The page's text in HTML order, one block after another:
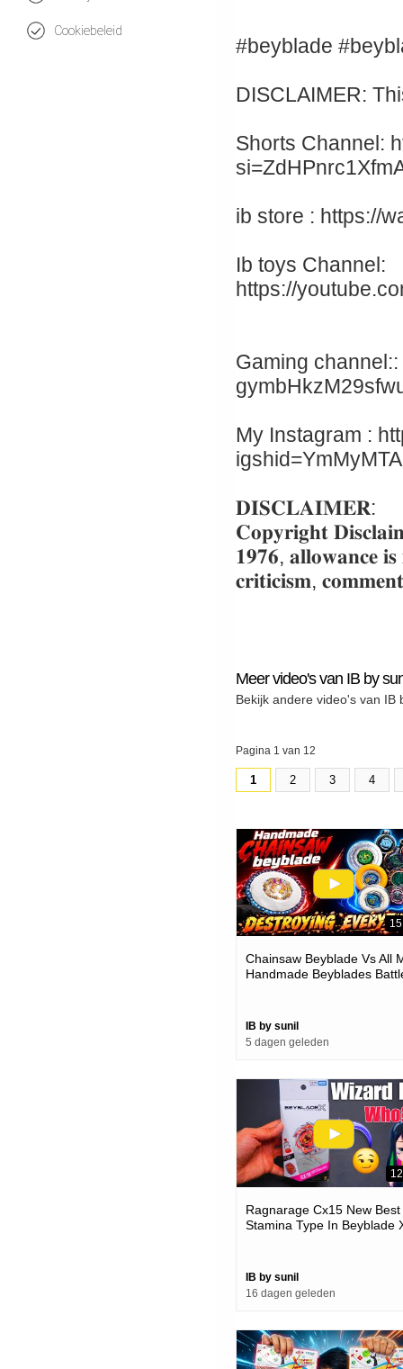
Cookiebeleid
#beyblade
DISCLAIMER:
Shorts Channel:
ib store : https://
Ib toys Channel:
https://
Gaming
My Instagram :
𝐃𝐈𝐒𝐂𝐋𝐀𝐈𝐌𝐄𝐑:
𝐂𝐨𝐩𝐲𝐫𝐢𝐠𝐡𝐭
𝟏𝟗𝟕𝟔, 𝐚𝐥𝐥𝐨𝐰𝐚𝐧𝐜𝐞
𝐜𝐫𝐢𝐭𝐢𝐜𝐢𝐬𝐦,
Meer video's van IB by
Bekijk andere video's van IB
Pagina 1 van 12
1 2 3 4
Chainsaw Beyblade Vs All
Handmade Beyblades
IB by sunil
5 dagen geleden
Ragnarage Cx15 New Best
Stamina Type In Beyblade
IB by sunil
16 dagen geleden